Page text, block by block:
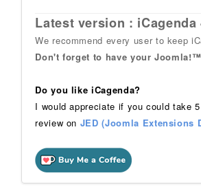
Latest version : iCagenda
We recommend every user to keep
Don't forget to have your
Do you like iCagenda?
I would appreciate if you could take
review on JED (Joomla Extensions